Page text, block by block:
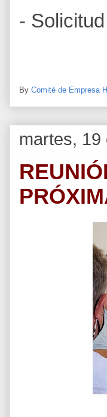
-
By Comité de Empresa
martes, 19